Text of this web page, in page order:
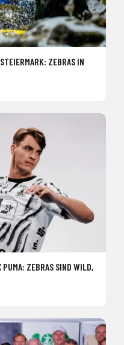
ZEBRAS IN
ZEBRAS SIND WILD,